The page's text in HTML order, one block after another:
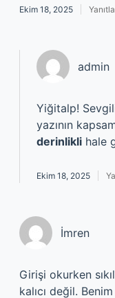
Ekim 18, 2025 Yanıtla
admin
Yiğitalp!
yazının
derinlikli hale
Ekim 18, 2025
İmren
Girişi okurken
kalıcı değil.